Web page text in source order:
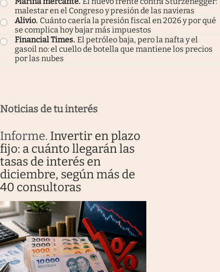
malestar en el Congreso y presión de las navieras
Alivio. Cuánto caería la presión fiscal en 2026 y por qué
se complica hoy bajar más impuestos
Financial Times. El petróleo baja, pero la nafta y el
gasoil no: el cuello de botella que mantiene los precios
por las nubes
Noticias de tu interés
Informe. Invertir en plazo
fijo: a cuánto llegarán las
tasas de interés en
diciembre, según más de
40 consultoras